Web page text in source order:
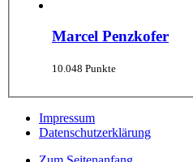
Marcel Penzkofer
10.048 Punkte
Impressum
Datenschutzerklärung